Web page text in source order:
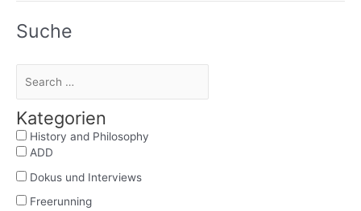
Suche
Kategorien
History and Philosophy
ADD
Dokus und Interviews
Freerunning